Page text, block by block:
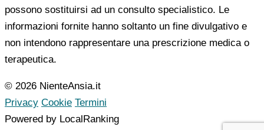
possono sostituirsi ad un consulto specialistico. Le
informazioni fornite hanno soltanto un fine divulgativo e
non intendono rappresentare una prescrizione medica o
terapeutica.
© 2026 NienteAnsia.it
Privacy Cookie Termini
Powered by LocalRanking